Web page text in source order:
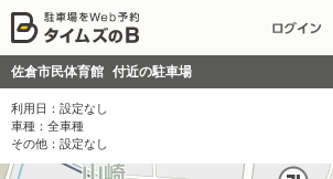
佐倉市民体育館 付近の駐車場
利用日： 設定なし
車種： 全車種
その他： 設定なし